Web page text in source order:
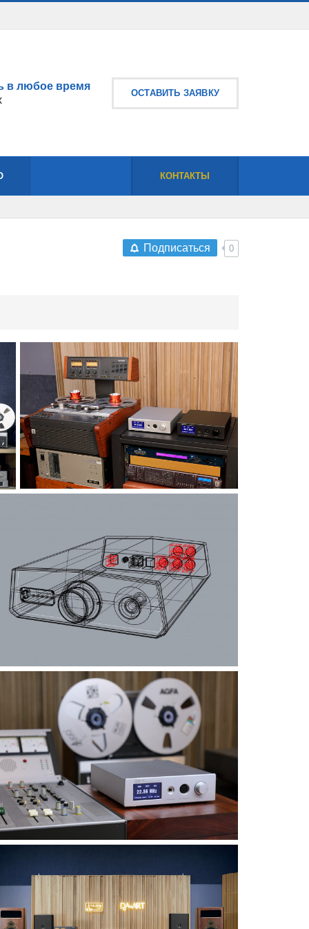
в любое время
ОСТАВИТЬ ЗАЯВКУ
КОНТАКТЫ
Подписаться 0